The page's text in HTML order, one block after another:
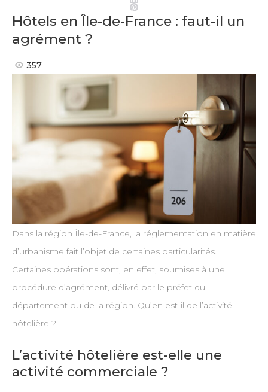
Pinterest
Hôtels en Île-de-France : faut-il un
agrément ?
357
Dans la région Île-de-France, la réglementation en matière
d’urbanisme fait l’objet de certaines particularités.
Certaines opérations sont, en effet, soumises à une
procédure d’agrément, délivré par le préfet du
département ou de la région. Qu’en est-il de l’activité
hôtelière ?
L’activité hôtelière est-elle une
activité commerciale ?